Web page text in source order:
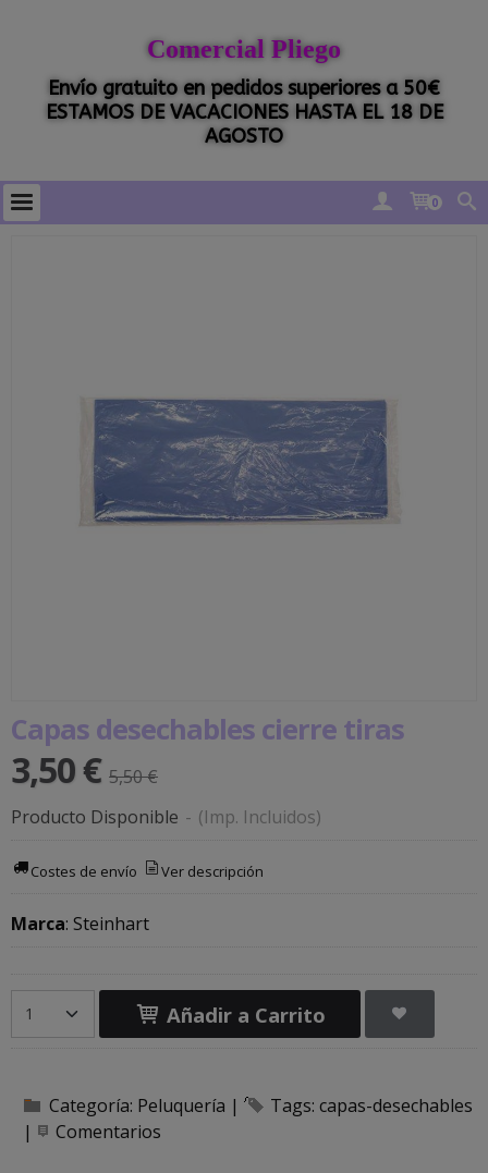
Comercial Pliego
Envío gratuito en pedidos superiores a 50€
ESTAMOS DE VACACIONES HASTA EL 18 DE
AGOSTO
0
Capas desechables cierre tiras
3,50 € 5,50 €
Producto Disponible - (Imp. Incluidos)
Costes de envío Ver descripción
Marca: Steinhart
Añadir a Carrito
Categoría: Peluquería | Tags: capas-desechables
|
Comentarios